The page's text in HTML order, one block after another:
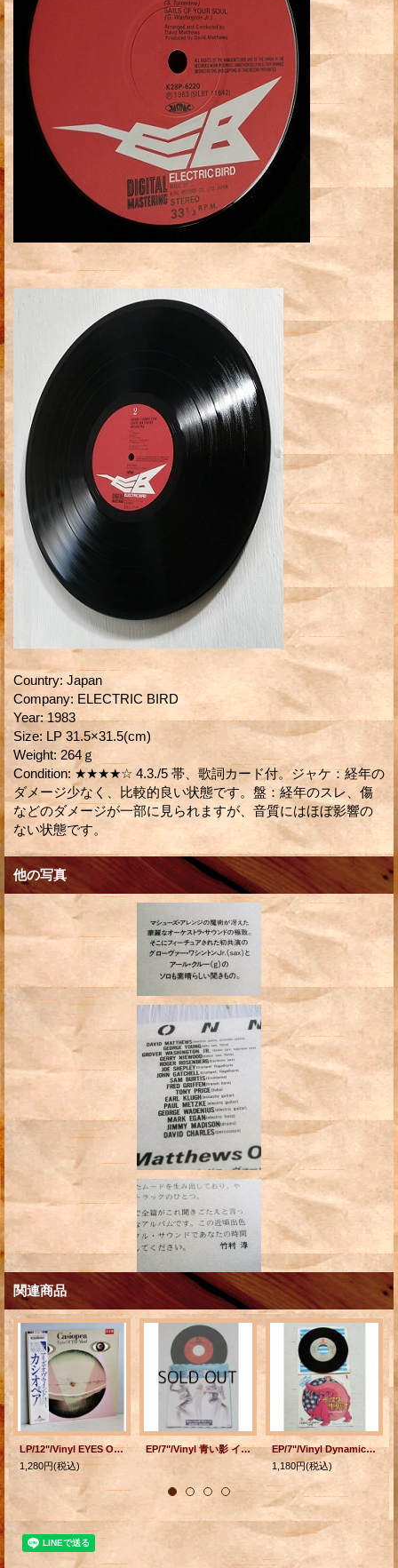
Country: Japan
Company: ELECTRIC BIRD
Year: 1983
Size: LP 31.5×31.5(cm)
Weight: 264ｇ
Condition: ★★★★☆ 4.3./5 帯、歌詞カード付。ジャケ：経年の
ダメージ少なく、比較的良い状態です。盤：経年のスレ、傷
などのダメージが一部に見られますが、音質にはほぼ影響の
ない状態です。
他の写真
関連商品
LP/12"/Vinyl EYES OF THE MIND カシオペア (1981) Alfa 帯、ライナー付
1,280円(税込)
EP/7"/Vinyl 青い影 イッツ・オール・ロング ミューニック・マシーン (ジョルジオ・モロダー＆ピート・ベロッテ) (1978)
EP/7"/Vinyl Dynamic Dinosaur ディスコザウルス Fossil Eyes 化石の愛 The Original Eastern Gang オリジナル・イースタン・ギャング 林哲司 イラスト：江守 藹 invitation
1,180円(税込)